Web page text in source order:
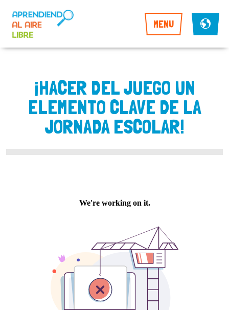
MENU
¡HACER DEL JUEGO UN
ELEMENTO CLAVE DE LA
JORNADA ESCOLAR!